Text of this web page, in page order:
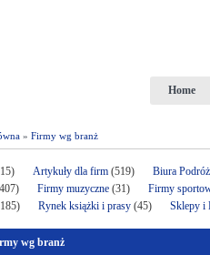
Home
» Firmy wg branż
Artykuły dla firm (519)
Biura
Firmy muzyczne (31)
Firmy
Rynek książki i prasy (45) Sklepy i
wg branż